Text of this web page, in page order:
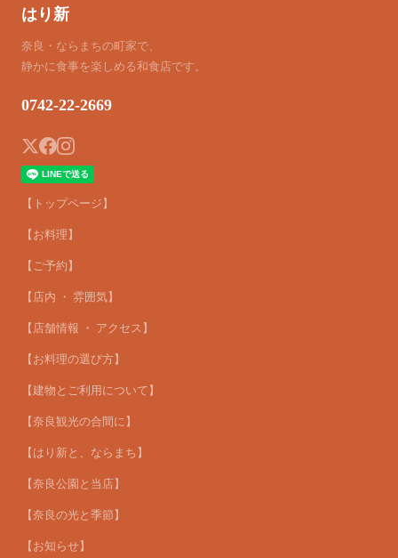
はり新
奈良・ならまちの町家で、
静かに食事を楽しめる和食店です。
0742-22-2669
【トップページ】
【お料理】
【ご予約】
【店内 ・ 雰囲気】
【店舗情報 ・ アクセス】
【お料理の選び方】
【建物とご利用について】
【奈良観光の合間に】
【はり新と、ならまち】
【奈良公園と当店】
【奈良の光と季節】
【お知らせ】